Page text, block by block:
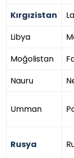
Kırgızistan
Libya
Moğolistan
Nauru
Umman
Rusya